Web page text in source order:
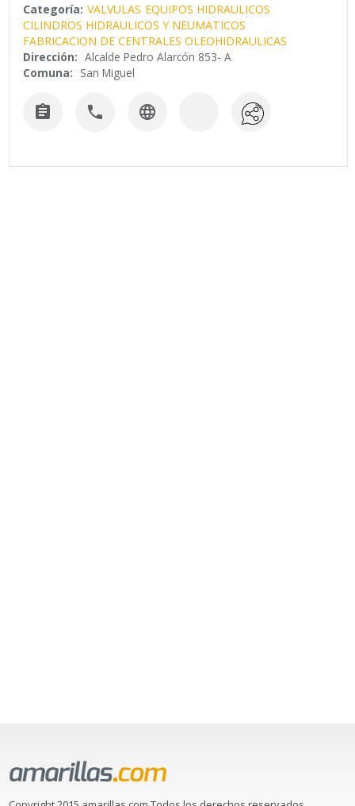
Categoría: VALVULAS EQUIPOS HIDRAULICOS
CILINDROS HIDRAULICOS Y NEUMATICOS
FABRICACION DE CENTRALES OLEOHIDRAULICAS
Dirección: Alcalde Pedro Alarcón 853- A
Comuna: San Miguel
  